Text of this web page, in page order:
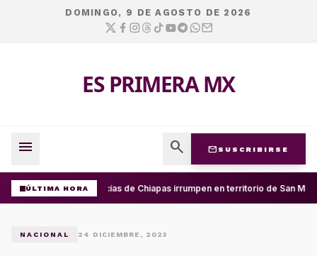
DOMINGO, 9 DE AGOSTO DE 2026
ES PRIMERA MX
menu search mail SUSCRIBIRSE
ÚLTIMA HORAPolicías de Chiapas irrumpen en territorio de San
NACIONAL 24 DICIEMBRE, 2023